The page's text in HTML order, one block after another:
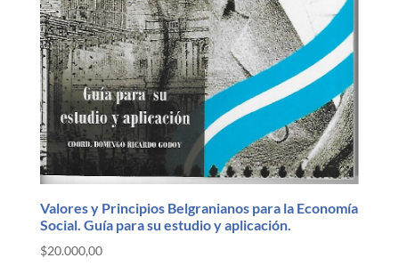
Valores y Principios Belgranianos para la Economía
Social. Guía para su estudio y aplicación.
$20.000,00